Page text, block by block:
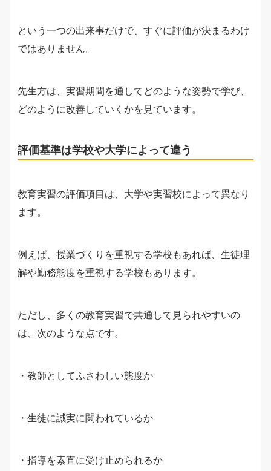
という一つの出来事だけで、すぐに評価が決まるわけ
ではありません。
先生方は、実習期間を通してどのような姿勢で学び、
どのように改善していくかを見ています。
評価基準は学校や大学によって違う
教育実習の評価項目は、大学や実習校によって異なり
ます。
例えば、授業づくりを重視する学校もあれば、生徒理
解や勤務態度を重視する学校もあります。
ただし、多くの教育実習で共通して見られやすいの
は、次のような点です。
・教師としてふさわしい態度か
・生徒に誠実に関われているか
・指導を素直に受け止められるか